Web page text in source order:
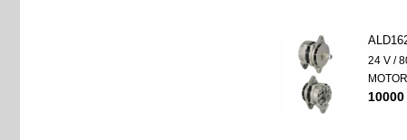
24 V /